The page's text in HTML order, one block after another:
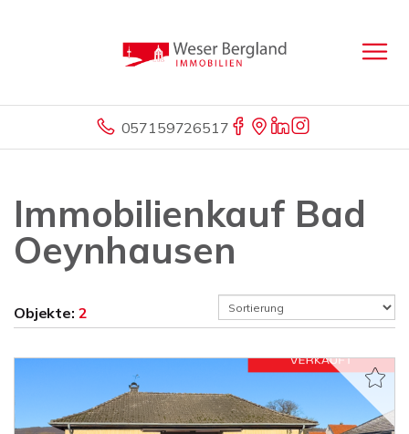
057159726517
Immobilienkauf Bad
Oeynhausen
Objekte: 2